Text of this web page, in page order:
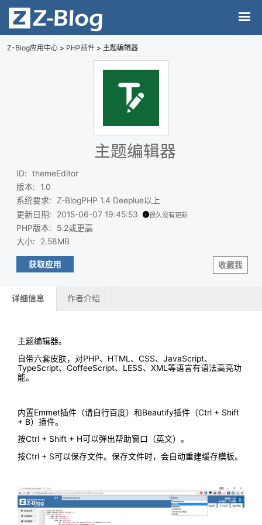
Z-Blog应用中心 > PHP插件 > 主题编辑器
主题编辑器
ID:
themeEditor
版本:
1.0
系统要求:
Z-BlogPHP 1.4 Deeplue以上
更新日期: 2015-06-07 19:45:53 很久没有更新
PHP版本: 5.2或更高
大小: 2.58MB
收藏我
获取应用
详细信息 作者介绍
主题编辑器。
自带六套皮肤，对PHP、HTML、CSS、JavaScript、
TypeScript、CoffeeScript、LESS、XML等语言有语法高亮功
能。
内置Emmet插件（请自行百度）和Beautify插件（Ctrl + Shift
+ B）插件。
按Ctrl + Shift + H可以弹出帮助窗口（英文）。
按Ctrl + S可以保存文件。保存文件时，会自动重建缓存模板。